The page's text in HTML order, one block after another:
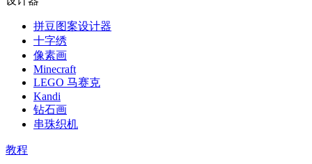
拼豆图案设计器
十字绣
像素画
Minecraft
LEGO 马赛克
Kandi
钻石画
串珠织机
教程